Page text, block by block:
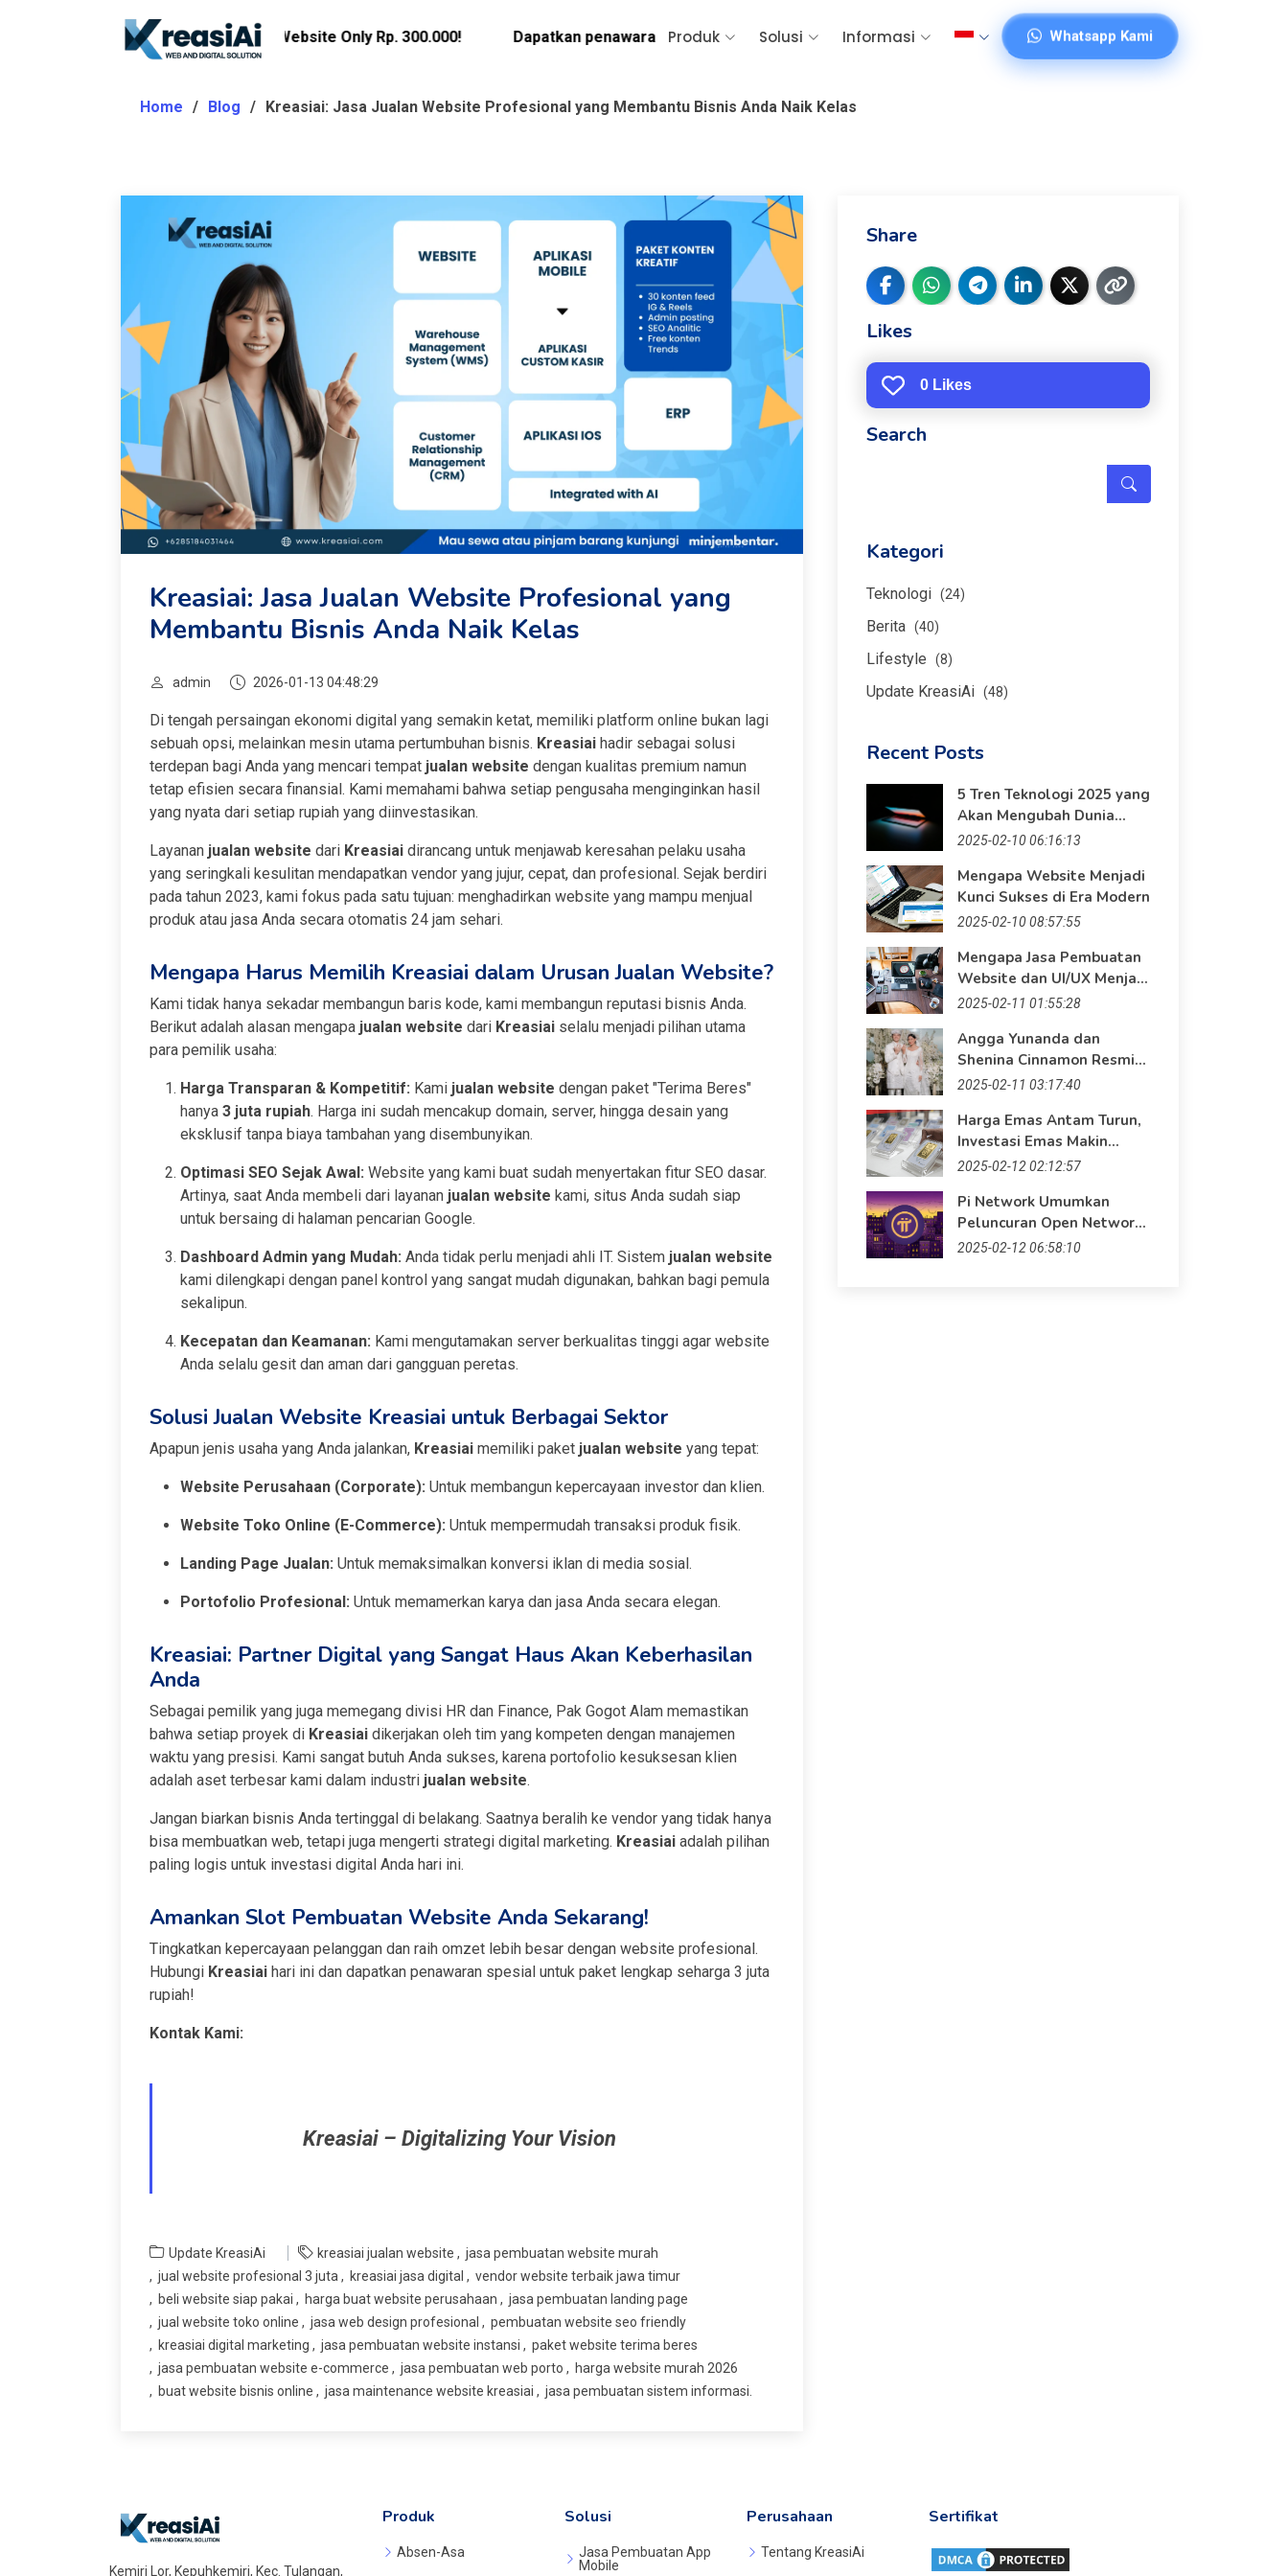
Promo Imlek Website Only Rp. 300.000! Dapatkan penawaran sekarang! Hubungi IT Consultant kami
Produk Solusi Informasi Whatsapp Kami
Home Blog Kreasiai: Jasa Jualan Website Profesional yang Membantu Bisnis Anda Naik Kelas
Kreasiai: Jasa Jualan Website Profesional yang
Membantu Bisnis Anda Naik Kelas
admin 2026-01-13 04:48:29
Di tengah persaingan ekonomi digital yang semakin ketat, memiliki platform online bukan lagi
sebuah opsi, melainkan mesin utama pertumbuhan bisnis. Kreasiai hadir sebagai solusi
terdepan bagi Anda yang mencari tempat jualan website dengan kualitas premium namun
tetap efisien secara finansial. Kami memahami bahwa setiap pengusaha menginginkan hasil
yang nyata dari setiap rupiah yang diinvestasikan.
Layanan jualan website dari Kreasiai dirancang untuk menjawab keresahan pelaku usaha
yang seringkali kesulitan mendapatkan vendor yang jujur, cepat, dan profesional. Sejak berdiri
pada tahun 2023, kami fokus pada satu tujuan: menghadirkan website yang mampu menjual
produk atau jasa Anda secara otomatis 24 jam sehari.
Mengapa Harus Memilih Kreasiai dalam Urusan Jualan Website?
Kami tidak hanya sekadar membangun baris kode, kami membangun reputasi bisnis Anda.
Berikut adalah alasan mengapa jualan website dari Kreasiai selalu menjadi pilihan utama
para pemilik usaha:
Harga Transparan & Kompetitif: Kami jualan website dengan paket "Terima Beres"
hanya 3 juta rupiah. Harga ini sudah mencakup domain, server, hingga desain yang
eksklusif tanpa biaya tambahan yang disembunyikan.
Optimasi SEO Sejak Awal: Website yang kami buat sudah menyertakan fitur SEO dasar.
Artinya, saat Anda membeli dari layanan jualan website kami, situs Anda sudah siap
untuk bersaing di halaman pencarian Google.
Dashboard Admin yang Mudah: Anda tidak perlu menjadi ahli IT. Sistem jualan website
kami dilengkapi dengan panel kontrol yang sangat mudah digunakan, bahkan bagi pemula
sekalipun.
Kecepatan dan Keamanan: Kami mengutamakan server berkualitas tinggi agar website
Anda selalu gesit dan aman dari gangguan peretas.
Solusi Jualan Website Kreasiai untuk Berbagai Sektor
Apapun jenis usaha yang Anda jalankan, Kreasiai memiliki paket jualan website yang tepat:
Website Perusahaan (Corporate): Untuk membangun kepercayaan investor dan klien.
Website Toko Online (E-Commerce): Untuk mempermudah transaksi produk fisik.
Landing Page Jualan: Untuk memaksimalkan konversi iklan di media sosial.
Portofolio Profesional: Untuk memamerkan karya dan jasa Anda secara elegan.
Kreasiai: Partner Digital yang Sangat Haus Akan Keberhasilan
Anda
Sebagai pemilik yang juga memegang divisi HR dan Finance, Pak Gogot Alam memastikan
bahwa setiap proyek di Kreasiai dikerjakan oleh tim yang kompeten dengan manajemen
waktu yang presisi. Kami sangat butuh Anda sukses, karena portofolio kesuksesan klien
adalah aset terbesar kami dalam industri jualan website.
Jangan biarkan bisnis Anda tertinggal di belakang. Saatnya beralih ke vendor yang tidak hanya
bisa membuatkan web, tetapi juga mengerti strategi digital marketing. Kreasiai adalah pilihan
paling logis untuk investasi digital Anda hari ini.
Amankan Slot Pembuatan Website Anda Sekarang!
Tingkatkan kepercayaan pelanggan dan raih omzet lebih besar dengan website profesional.
Hubungi Kreasiai hari ini dan dapatkan penawaran spesial untuk paket lengkap seharga 3 juta
rupiah!
Kontak Kami:
Kreasiai – Digitalizing Your Vision
Update KreasiAi kreasiai jualan website
jasa pembuatan website murah
jual website profesional 3 juta
kreasiai jasa digital
vendor website terbaik jawa timur
beli website siap pakai
harga buat website perusahaan
jasa pembuatan landing page
jual website toko online
jasa web design profesional
pembuatan website seo friendly
kreasiai digital marketing
jasa pembuatan website instansi
paket website terima beres
jasa pembuatan website e-commerce
jasa pembuatan web porto
harga website murah 2026
buat website bisnis online
jasa maintenance website kreasiai jasa pembuatan sistem informasi.
Share
Likes
0 Likes
Search
Kategori
Teknologi (24)
Berita (40)
Lifestyle (8)
Update KreasiAi (48)
Recent Posts
5 Tren Teknologi 2025 yang
Akan Mengubah Dunia
Digital
2025-02-10 06:16:13
Mengapa Website Menjadi
Kunci Sukses di Era Modern
2025-02-10 08:57:55
Mengapa Jasa Pembuatan
Website dan UI/UX Menjadi
Kunci Sukses Bisnis?
2025-02-11 01:55:28
Angga Yunanda dan
Shenina Cinnamon Resmi
Menikah: Momen Bahagia
2025-02-11 03:17:40
Harga Emas Antam Turun,
Investasi Emas Makin
Menarik! Saatnya
dengan Website
Profesional
2025-02-12 02:12:57
Pi Network Umumkan
Peluncuran Open Network
pada 20 Februari 2025
2025-02-12 06:58:10
Kemiri Lor, Kepuhkemiri, Kec. Tulangan,
Produk
Absen-Asa
Solusi
Jasa Pembuatan App
Mobile
Perusahaan
Tentang KreasiAi
Sertifikat